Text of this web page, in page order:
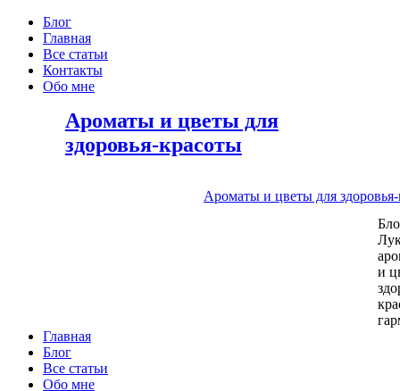
Блог
Главная
Все статьи
Контакты
Обо мне
Ароматы и цветы для
здоровья-красоты
Ароматы и цветы для
и
Главная
Блог
Все статьи
Обо мне